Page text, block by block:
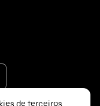
de terceiros